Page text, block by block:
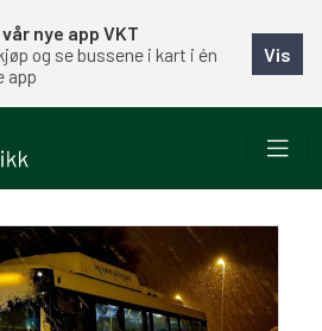
nye app VKT
og se bussene i kart i én
app
Vis